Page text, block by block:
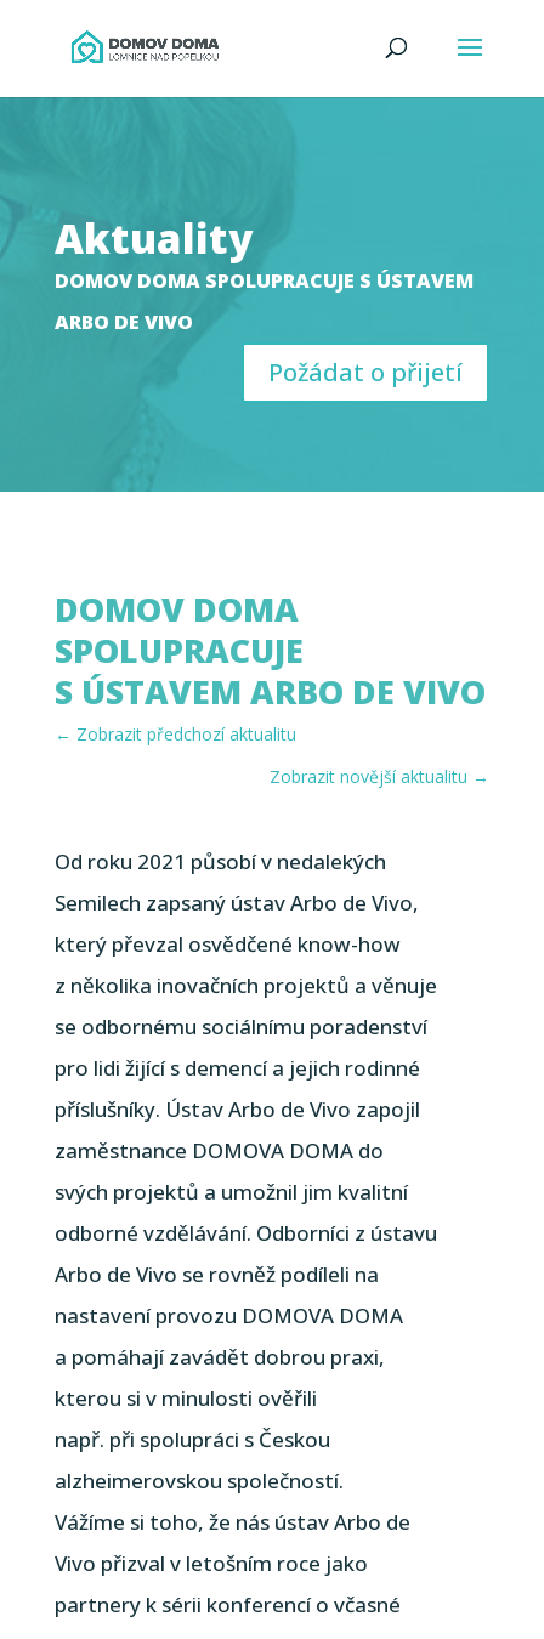
Aktuality
DOMOV DOMA SPOLUPRACUJE S ÚSTAVEM
ARBO DE VIVO
Požádat o přijetí
DOMOV DOMA
SPOLUPRACUJE
S ÚSTAVEM ARBO DE VIVO
← Zobrazit předchozí aktualitu
Zobrazit novější aktualitu →
Od roku 2021 působí v nedalekých
Semilech zapsaný ústav Arbo de Vivo,
který převzal osvědčené know-how
z několika inovačních projektů a věnuje
se odbornému sociálnímu poradenství
pro lidi žijící s demencí a jejich rodinné
příslušníky. Ústav Arbo de Vivo zapojil
zaměstnance DOMOVA DOMA do
svých projektů a umožnil jim kvalitní
odborné vzdělávání. Odborníci z ústavu
Arbo de Vivo se rovněž podíleli na
nastavení provozu DOMOVA DOMA
a pomáhají zavádět dobrou praxi,
kterou si v minulosti ověřili
např. při spolupráci s Českou
alzheimerovskou společností.
Vážíme si toho, že nás ústav Arbo de
Vivo přizval v letošním roce jako
partnery k sérii konferencí o včasné